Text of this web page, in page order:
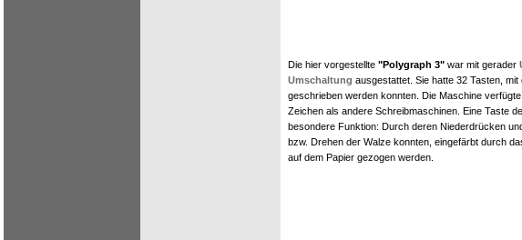
Die hier vorgestellte "Polygraph 3" war mit gerader
Umschaltung ausgestattet. Sie hatte 32 Tasten,
geschrieben werden konnten. Die Maschine
Zeichen als andere Schreibmaschinen. Eine Taste
besondere Funktion: Durch deren Niederdrücken
bzw. Drehen der Walze konnten, eingefärbt durch
auf dem Papier gezogen werden.